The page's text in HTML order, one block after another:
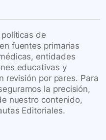
de
fuentes primarias
entidades
educativas y
revisión por pares. Para
la precisión,
nuestro contenido,
Editoriales.